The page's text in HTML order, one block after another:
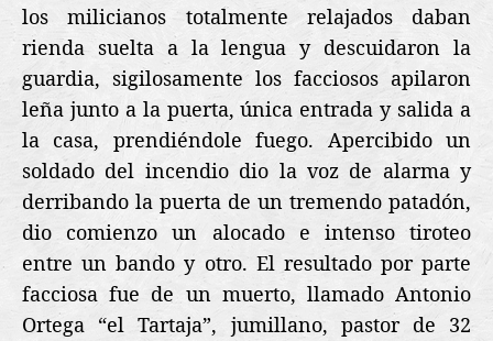
los milicianos totalmente relajados daban
rienda suelta a la lengua y descuidaron la
guardia, sigilosamente los facciosos apilaron
leña junto a la puerta, única entrada y salida a
la casa, prendiéndole fuego. Apercibido un
soldado del incendio dio la voz de alarma y
derribando la puerta de un tremendo patadón,
dio comienzo un alocado e intenso tiroteo
entre un bando y otro. El resultado por parte
facciosa fue de un muerto, llamado Antonio
Ortega “el Tartaja”, jumillano, pastor de 32